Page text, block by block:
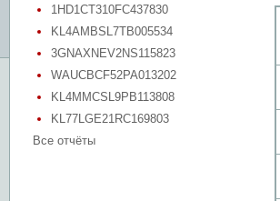
1HD1CT310FC437830
KL4AMBSL7TB005534
3GNAXNEV2NS115823
WAUCBCF52PA013202
KL4MMCSL9PB113808
KL77LGE21RC169803
Все отчёты